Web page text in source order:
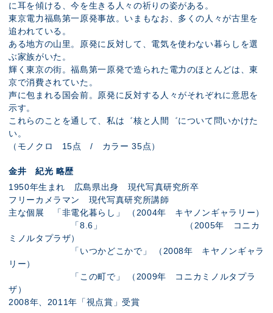
に耳を傾ける、今を生きる人々の祈りの姿がある。
東京電力福島第一原発事故。いまもなお、多くの人々が古里を
追われている。
ある地方の山里。原発に反対して、電気を使わない暮らしを選
ぶ家族がいた。
輝く東京の街。福島第一原発で造られた電力のほとんどは、東
京で消費されていた。
声に包まれる国会前。原発に反対する人々がそれぞれに意思を
示す。
これらのことを通して、私は゛核と人間゛について問いかけた
い。
（モノクロ 15点 / カラー 35点）
金井 紀光 略歴
1950年生まれ 広島県出身 現代写真研究所卒
フリーカメラマン 現代写真研究所講師
主な個展 「非電化暮らし」 （2004年 キヤノンギャラリー）
「8.6」 （2005年 コニカ
ミノルタプラザ）
「いつかどこかで」 （2008年 キヤノンギャラ
リー）
「この町で」 （2009年 コニカミノルタプラ
ザ）
2008年、2011年「視点賞」受賞